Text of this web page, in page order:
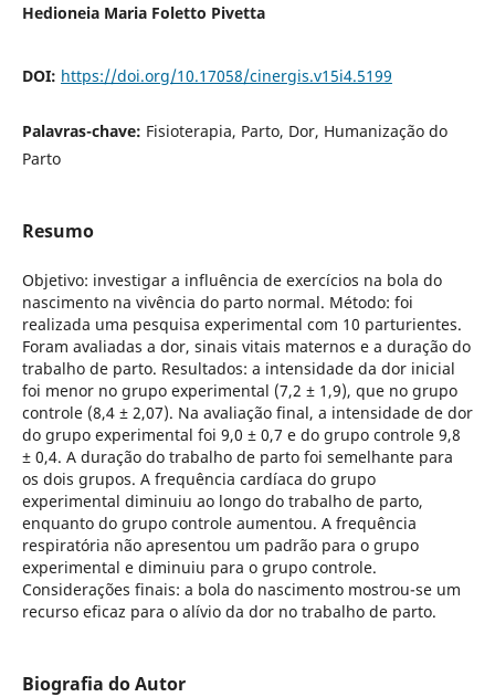
Hedioneia Maria Foletto Pivetta
DOI: https://doi.org/10.17058/cinergis.v15i4.5199
Palavras-chave: Fisioterapia, Parto, Dor, Humanização do
Parto
Resumo
Objetivo: investigar a influência de exercícios na bola do
nascimento na vivência do parto normal. Método: foi
realizada uma pesquisa experimental com 10 parturientes.
Foram avaliadas a dor, sinais vitais maternos e a duração do
trabalho de parto. Resultados: a intensidade da dor inicial
foi menor no grupo experimental (7,2 ± 1,9), que no grupo
controle (8,4 ± 2,07). Na avaliação final, a intensidade de dor
do grupo experimental foi 9,0 ± 0,7 e do grupo controle 9,8
± 0,4. A duração do trabalho de parto foi semelhante para
os dois grupos. A frequência cardíaca do grupo
experimental diminuiu ao longo do trabalho de parto,
enquanto do grupo controle aumentou. A frequência
respiratória não apresentou um padrão para o grupo
experimental e diminuiu para o grupo controle.
Considerações finais: a bola do nascimento mostrou-se um
recurso eficaz para o alívio da dor no trabalho de parto.
Biografia do Autor